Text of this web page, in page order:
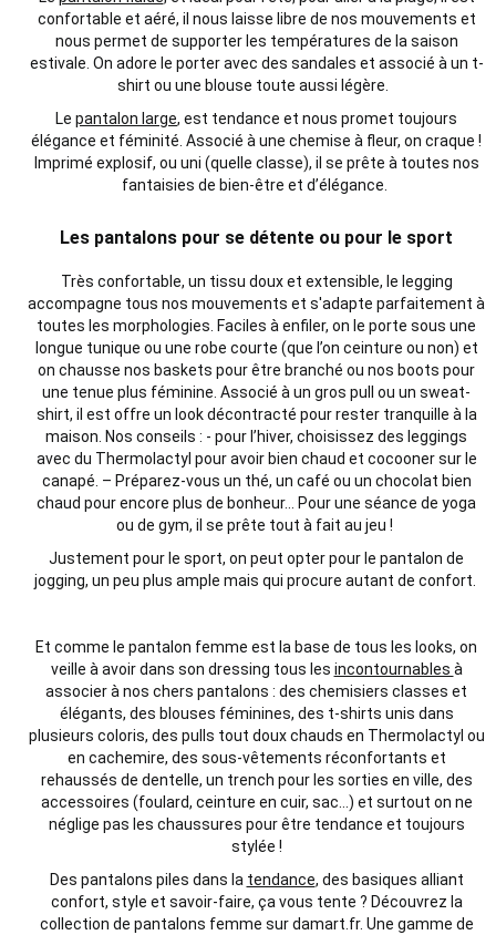
confortable et aéré, il nous laisse libre de nos mouvements et
nous permet de supporter les températures de la saison
estivale. On adore le porter avec des sandales et associé à un t-
shirt ou une blouse toute aussi légère.
Le pantalon large, est tendance et nous promet toujours
élégance et féminité. Associé à une chemise à fleur, on craque !
Imprimé explosif, ou uni (quelle classe), il se prête à toutes nos
fantaisies de bien-être et d’élégance.
Les pantalons pour se détente ou pour le sport
Très confortable, un tissu doux et extensible, le legging
accompagne tous nos mouvements et s'adapte parfaitement à
toutes les morphologies. Faciles à enfiler, on le porte sous une
longue tunique ou une robe courte (que l’on ceinture ou non) et
on chausse nos baskets pour être branché ou nos boots pour
une tenue plus féminine. Associé à un gros pull ou un sweat-
shirt, il est offre un look décontracté pour rester tranquille à la
maison. Nos conseils : - pour l’hiver, choisissez des leggings
avec du Thermolactyl pour avoir bien chaud et cocooner sur le
canapé. – Préparez-vous un thé, un café ou un chocolat bien
chaud pour encore plus de bonheur… Pour une séance de yoga
ou de gym, il se prête tout à fait au jeu !
Justement pour le sport, on peut opter pour le pantalon de
jogging, un peu plus ample mais qui procure autant de confort.
Et comme le pantalon femme est la base de tous les looks, on
veille à avoir dans son dressing tous les incontournables à
associer à nos chers pantalons : des chemisiers classes et
élégants, des blouses féminines, des t-shirts unis dans
plusieurs coloris, des pulls tout doux chauds en Thermolactyl ou
en cachemire, des sous-vêtements réconfortants et
rehaussés de dentelle, un trench pour les sorties en ville, des
accessoires (foulard, ceinture en cuir, sac…) et surtout on ne
néglige pas les chaussures pour être tendance et toujours
stylée !
Des pantalons piles dans la tendance, des basiques alliant
confort, style et savoir-faire, ça vous tente ? Découvrez la
collection de pantalons femme sur damart.fr. Une gamme de